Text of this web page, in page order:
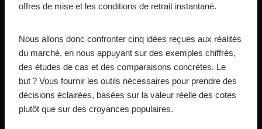
offres de mise et les conditions de retrait instantané.
Nous allons donc confronter cinq idées reçues aux réalités
du marché, en nous appuyant sur des exemples chiffrés,
des études de cas et des comparaisons concrètes. Le
but ? Vous fournir les outils nécessaires pour prendre des
décisions éclairées, basées sur la valeur réelle des cotes
plutôt que sur des croyances populaires.